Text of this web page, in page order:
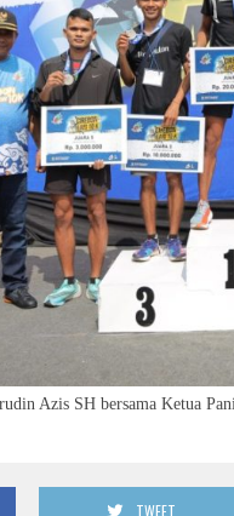
Azis SH bersama Ketua
TWEET